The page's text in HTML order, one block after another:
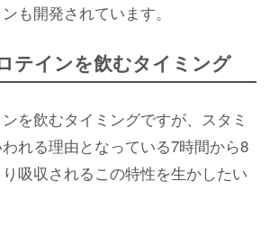
も開発されています。
テインを飲むタイミング
を飲むタイミングですが、スタミ
れる理由となっている7時間から8
吸収されるこの特性を生かしたい